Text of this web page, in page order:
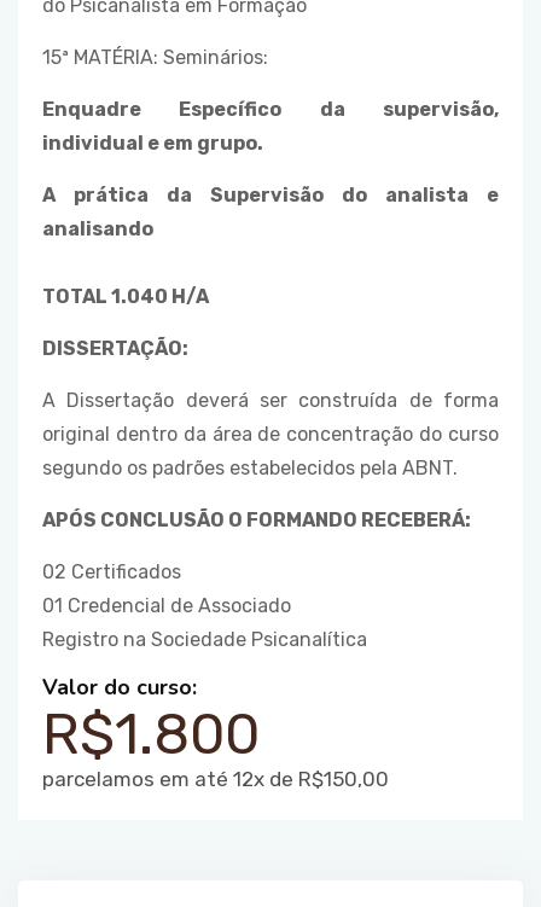
do Psicanalista em Formação
15ª MATÉRIA: Seminários:
Enquadre Específico da supervisão,
individual e em grupo.
A prática da Supervisão do analista e
analisando
TOTAL 1.040 H/A
DISSERTAÇÃO:
A Dissertação deverá ser construída de forma
original dentro da área de concentração do curso
segundo os padrões estabelecidos pela ABNT.
APÓS CONCLUSÃO O FORMANDO RECEBERÁ:
02 Certificados
01 Credencial de Associado
Registro na Sociedade Psicanalítica
Valor do curso:
R$1.800
parcelamos em até 12x de R$150,00